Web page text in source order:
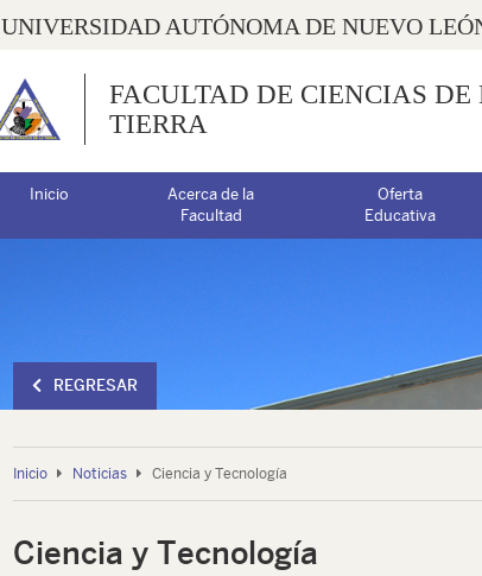
UNIVERSIDAD AUTÓNOMA DE NUEVO
FACULTAD DE CIENCIAS DE
TIERRA
Inicio
Acerca de la
Facultad
Oferta
Educativa
REGRESAR
Inicio Noticias Ciencia y Tecnología
Ciencia y Tecnología